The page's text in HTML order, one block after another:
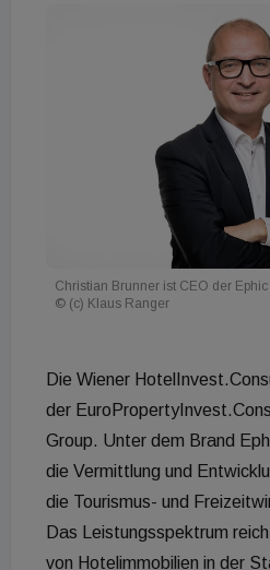
Christian Brunner ist CEO der
© (c) Klaus Ranger
Die Wiener
der
Group. Unter dem Brand
die Vermittlung und
die Tourismus- und
Das Leistungsspektrum
von Hotelimmobilien in der